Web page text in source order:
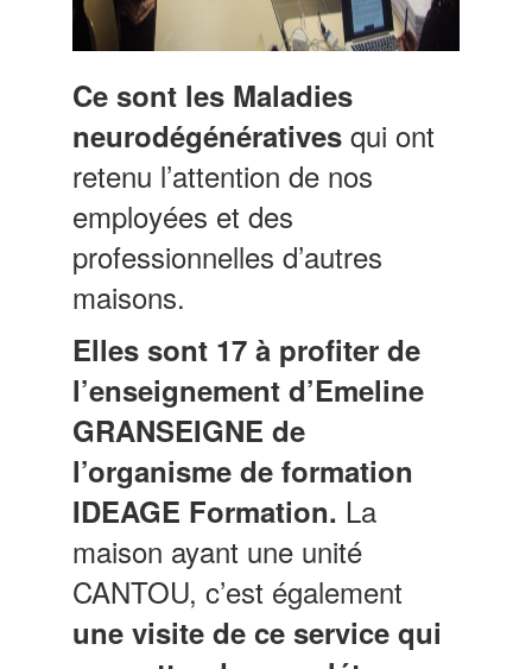
Ce sont les Maladies
neurodégénératives qui ont
retenu l’attention de nos
employées et des
professionnelles d’autres
maisons.
Elles sont 17 à profiter de
l’enseignement d’Emeline
GRANSEIGNE de
l’organisme de formation
IDEAGE Formation. La
maison ayant une unité
CANTOU, c’est également
une visite de ce service qui